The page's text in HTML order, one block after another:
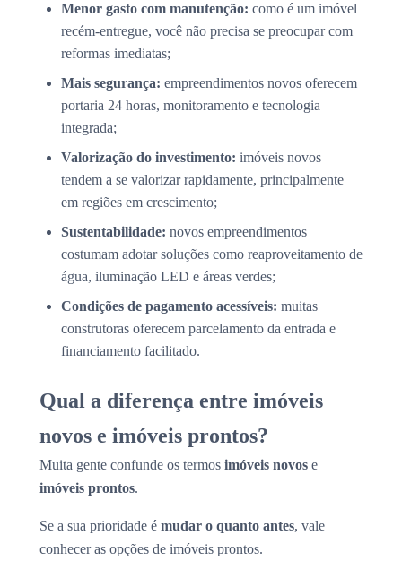
Menor gasto com manutenção: como é um imóvel
recém-entregue, você não precisa se preocupar com
reformas imediatas;
Mais segurança: empreendimentos novos oferecem
portaria 24 horas, monitoramento e tecnologia
integrada;
Valorização do investimento: imóveis novos
tendem a se valorizar rapidamente, principalmente
em regiões em crescimento;
Sustentabilidade: novos empreendimentos
costumam adotar soluções como reaproveitamento de
água, iluminação LED e áreas verdes;
Condições de pagamento acessíveis: muitas
construtoras oferecem parcelamento da entrada e
financiamento facilitado.
Qual a diferença entre imóveis
novos e imóveis prontos?
Muita gente confunde os termos imóveis novos e
imóveis prontos.
Se a sua prioridade é mudar o quanto antes, vale
conhecer as opções de imóveis prontos.